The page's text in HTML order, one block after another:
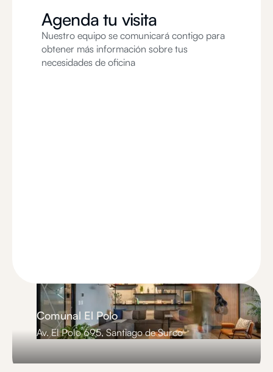
Agenda tu visita
Nuestro equipo se comunicará contigo para
obtener más información sobre tus
necesidades de oficina
Comunal El Polo
Av. El Polo 695, Santiago de Surco